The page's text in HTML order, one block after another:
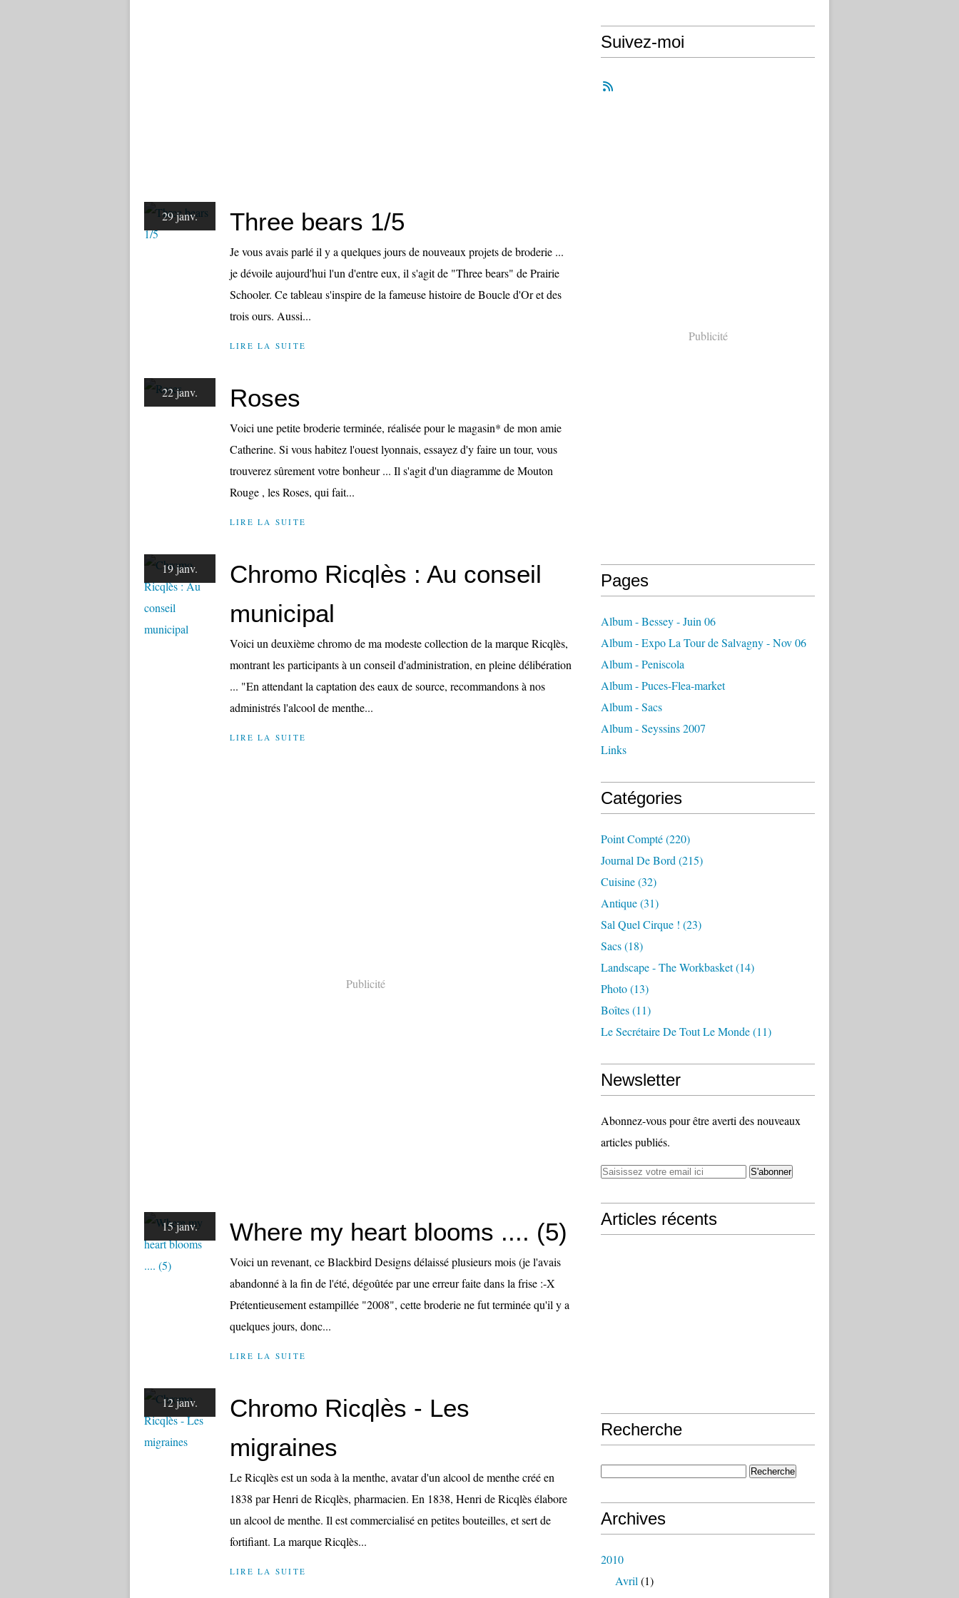
29 janv. Three bears 1/5
Je vous avais parlé il y a quelques jours de nouveaux projets de broderie ...
je dévoile aujourd'hui l'un d'entre eux, il s'agit de "Three bears" de Prairie
Schooler. Ce tableau s'inspire de la fameuse histoire de Boucle d'Or et des
trois ours. Aussi...
LIRE LA SUITE
22 janv. Roses
Voici une petite broderie terminée, réalisée pour le magasin* de mon amie
Catherine. Si vous habitez l'ouest lyonnais, essayez d'y faire un tour, vous
trouverez sûrement votre bonheur ... Il s'agit d'un diagramme de Mouton
Rouge , les Roses, qui fait...
LIRE LA SUITE
19 janv.
Chromo Ricqlès : Au conseil
municipal
Voici un deuxième chromo de ma modeste collection de la marque Ricqlès,
montrant les participants à un conseil d'administration, en pleine délibération
... "En attendant la captation des eaux de source, recommandons à nos
administrés l'alcool de menthe...
LIRE LA SUITE
Publicité
15 janv. Where my heart blooms .... (5)
Voici un revenant, ce Blackbird Designs délaissé plusieurs mois (je l'avais
abandonné à la fin de l'été, dégoûtée par une erreur faite dans la frise :-X
Prétentieusement estampillée "2008", cette broderie ne fut terminée qu'il y a
quelques jours, donc...
LIRE LA SUITE
12 janv.
Chromo Ricqlès - Les
migraines
Le Ricqlès est un soda à la menthe, avatar d'un alcool de menthe créé en
1838 par Henri de Ricqlès, pharmacien. En 1838, Henri de Ricqlès élabore
un alcool de menthe. Il est commercialisé en petites bouteilles, et sert de
fortifiant. La marque Ricqlès...
LIRE LA SUITE
Suivez-moi
Publicité
Pages
Album - Bessey - Juin 06
Album - Expo La Tour de Salvagny - Nov 06
Album - Peniscola
Album - Puces-Flea-market
Album - Sacs
Album - Seyssins 2007
Links
Catégories
Point Compté(220)
Journal De Bord (215)
Cuisine(32)
Antique(31)
Sal Quel Cirque ! (23)
Sacs(18)
Landscape - The Workbasket(14)
Photo(13)
Boîtes(11)
Le Secrétaire De Tout Le Monde(11)
Newsletter
Abonnez-vous pour être averti des nouveaux
articles publiés.
Articles récents
Recherche
Archives
2010
Avril (1)